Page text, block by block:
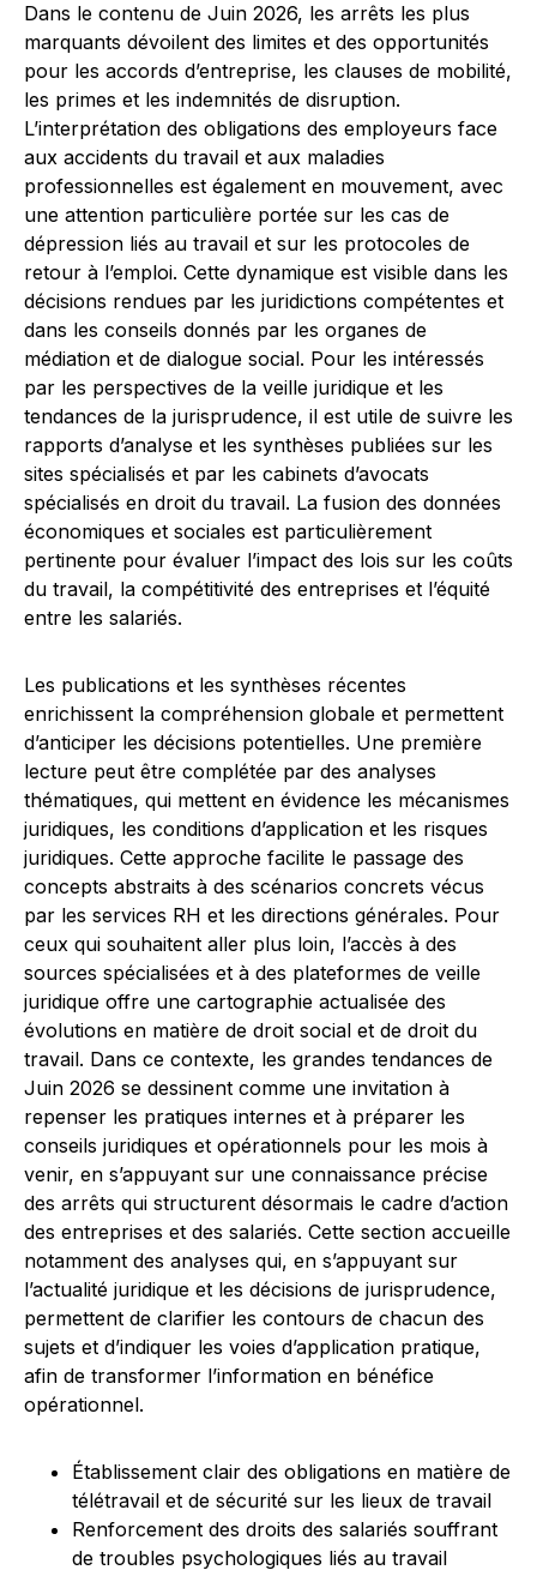
Dans le contenu de Juin 2026, les arrêts les plus
marquants dévoilent des limites et des opportunités
pour les accords d’entreprise, les clauses de mobilité,
les primes et les indemnités de disruption.
L’interprétation des obligations des employeurs face
aux accidents du travail et aux maladies
professionnelles est également en mouvement, avec
une attention particulière portée sur les cas de
dépression liés au travail et sur les protocoles de
retour à l’emploi. Cette dynamique est visible dans les
décisions rendues par les juridictions compétentes et
dans les conseils donnés par les organes de
médiation et de dialogue social. Pour les intéressés
par les perspectives de la veille juridique et les
tendances de la jurisprudence, il est utile de suivre les
rapports d’analyse et les synthèses publiées sur les
sites spécialisés et par les cabinets d’avocats
spécialisés en droit du travail. La fusion des données
économiques et sociales est particulièrement
pertinente pour évaluer l’impact des lois sur les coûts
du travail, la compétitivité des entreprises et l’équité
entre les salariés.
Les publications et les synthèses récentes
enrichissent la compréhension globale et permettent
d’anticiper les décisions potentielles. Une première
lecture peut être complétée par des analyses
thématiques, qui mettent en évidence les mécanismes
juridiques, les conditions d’application et les risques
juridiques. Cette approche facilite le passage des
concepts abstraits à des scénarios concrets vécus
par les services RH et les directions générales. Pour
ceux qui souhaitent aller plus loin, l’accès à des
sources spécialisées et à des plateformes de veille
juridique offre une cartographie actualisée des
évolutions en matière de droit social et de droit du
travail. Dans ce contexte, les grandes tendances de
Juin 2026 se dessinent comme une invitation à
repenser les pratiques internes et à préparer les
conseils juridiques et opérationnels pour les mois à
venir, en s’appuyant sur une connaissance précise
des arrêts qui structurent désormais le cadre d’action
des entreprises et des salariés. Cette section accueille
notamment des analyses qui, en s’appuyant sur
l’actualité juridique et les décisions de jurisprudence,
permettent de clarifier les contours de chacun des
sujets et d’indiquer les voies d’application pratique,
afin de transformer l’information en bénéfice
opérationnel.
Établissement clair des obligations en matière de
télétravail et de sécurité sur les lieux de travail
Renforcement des droits des salariés souffrant
de troubles psychologiques liés au travail